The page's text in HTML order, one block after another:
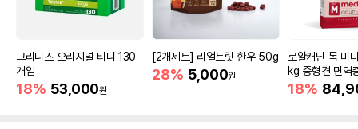
그리니즈 오리지널 티니 130
개입
18% 53,000원
[2개세트] 리얼트릿 한우 50g
28% 5,000원
로얄캐닌 독 미
kg 중형견 면역
18%